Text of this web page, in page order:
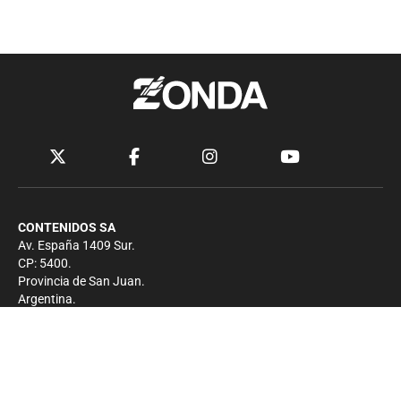
CONTENIDOS SA
Av. España 1409 Sur.
CP: 5400.
Provincia de San Juan.
Argentina.